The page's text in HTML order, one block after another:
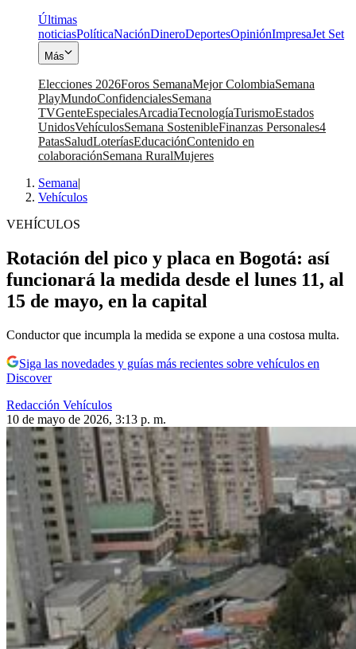
Últimas
noticiasPolíticaNaciónDineroDeportesOpiniónImpresaJet Set
Más
Elecciones 2026Foros SemanaMejor ColombiaSemana
PlayMundoConfidencialesSemana
TVGenteEspecialesArcadiaTecnologíaTurismoEstados
UnidosVehículosSemana SostenibleFinanzas Personales4
PatasSaludLoteríasEducaciónContenido en
colaboraciónSemana RuralMujeres
Semana|
Vehículos
VEHÍCULOS
Rotación del pico y placa en Bogotá: así
funcionará la medida desde el lunes 11, al
15 de mayo, en la capital
Conductor que incumpla la medida se expone a una costosa multa.
Siga las novedades y guías más recientes sobre vehículos en
Discover
Redacción Vehículos
10 de mayo de 2026, 3:13 p. m.